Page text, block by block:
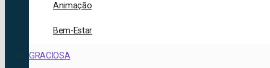
Animação
Bem-Estar
GRACIOSA